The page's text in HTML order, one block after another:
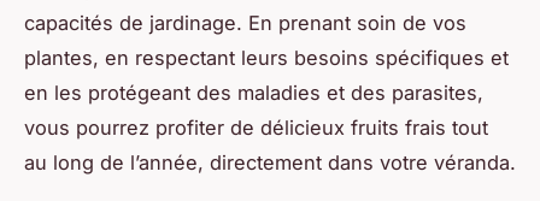
capacités de jardinage. En prenant soin de vos
plantes, en respectant leurs besoins spécifiques et
en les protégeant des maladies et des parasites,
vous pourrez profiter de délicieux fruits frais tout
au long de l’année, directement dans votre véranda.